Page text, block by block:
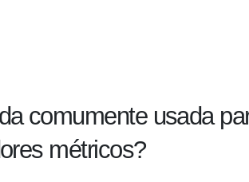
comumente usada
métricos?